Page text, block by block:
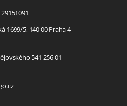
1699/5, 140 00 Praha 4-
541 256 01